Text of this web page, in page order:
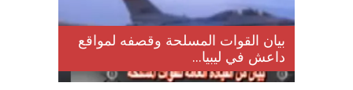
بيان القوات المسلحة وقصفه لمواقع
داعش في ليبيا...